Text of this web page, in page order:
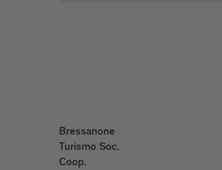
Bressanone
Turismo Soc.
Coop.